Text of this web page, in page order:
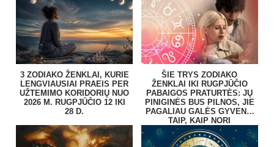
3 ZODIAKO ŽENKLAI, KURIE
LENGVIAUSIAI PRAEIS PER
UŽTEMIMO KORIDORIŲ NUO
2026 M. RUGPJŪČIO 12 IKI
28 D.
ŠIE TRYS ZODIAKO
ŽENKLAI IKI RUGPJŪČIO
PABAIGOS PRATURTĖS: JŲ
PINIGINĖS BUS PILNOS, JIE
PAGALIAU GALĖS GYVENTI
TAIP, KAIP NORI